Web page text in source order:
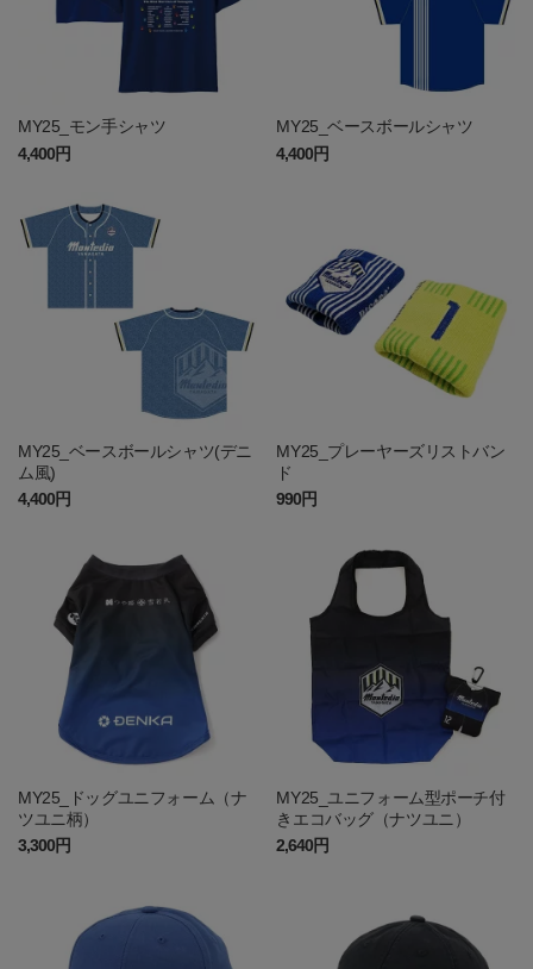
MY25_モン手シャツ
4,400円
MY25_ベースボールシャツ
4,400円
MY25_ベースボールシャツ(デニ
ム風)
4,400円
MY25_プレーヤーズリストバン
ド
990円
MY25_ドッグユニフォーム（ナ
ツユニ柄）
3,300円
MY25_ユニフォーム型ポーチ付
きエコバッグ（ナツユニ）
2,640円